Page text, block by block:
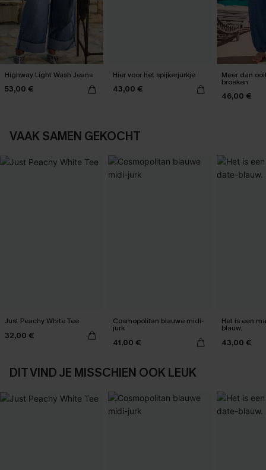
Highway Light Wash Jeans
53,00 €
Hier voor het spijkerjurkje
43,00 €
Meer dan
broeken
46,00 €
VAAK SAMEN GEKOCHT
Just Peachy White Tee
32,00 €
Cosmopolitan blauwe midi-
jurk
41,00 €
Het is een
blauw.
43,00 €
DIT VIND JE MISSCHIEN OOK LEUK